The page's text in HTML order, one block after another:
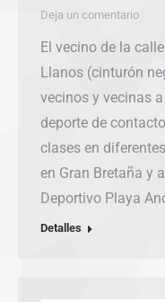
Deja un comentario
El vecino de la
Llanos (cinturón
vecinos y vecinas
deporte de
clases en
en Gran Bretaña y
Deportivo Playa
Detalles